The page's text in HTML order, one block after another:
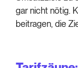
gar nicht nötig.
beitragen, die